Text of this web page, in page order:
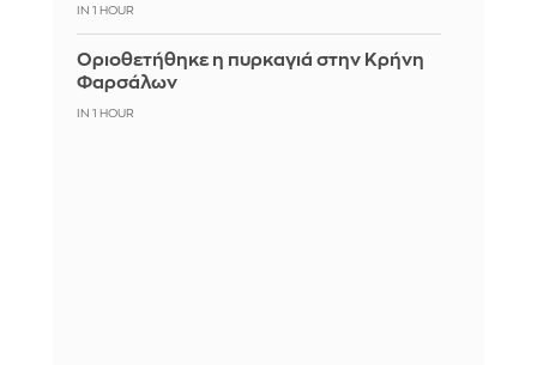
IN 1 HOUR
Οριοθετήθηκε η πυρκαγιά στην Κρήνη
Φαρσάλων
IN 1 HOUR